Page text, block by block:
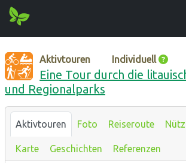
Aktivtouren Individuell
Eine Tour durch die
und Regionalparks
Aktivtouren Foto Reiseroute
Karte Geschichten Referenzen